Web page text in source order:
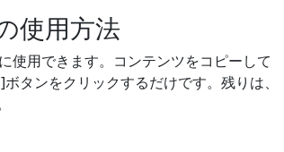
使用方法
用できます。コンテンツをコピーして
タンをクリックするだけです。残りは、